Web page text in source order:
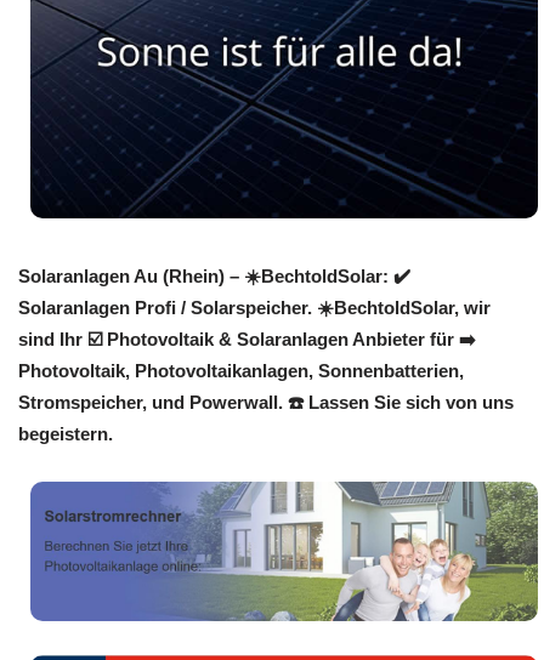
Solaranlagen Au (Rhein) – ☀️BechtoldSolar: ✔️
Solaranlagen Profi / Solarspeicher. ☀️BechtoldSolar, wir
sind Ihr ☑️ Photovoltaik & Solaranlagen Anbieter für ➡️
Photovoltaik, Photovoltaikanlagen, Sonnenbatterien,
Stromspeicher, und Powerwall. ☎️ Lassen Sie sich von uns
begeistern.